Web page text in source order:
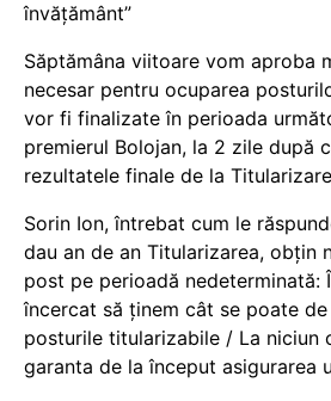
învățământ”
Săptămâna viitoare vom aproba
necesar pentru ocuparea
vor fi finalizate în perioada
premierul Bolojan, la 2 zile după
rezultatele finale de la
Sorin Ion, întrebat cum le
dau an de an Titularizarea, obțin
post pe perioadă nedeterminată:
încercat să ținem cât se poate
posturile titularizabile / La niciun
garanta de la început asigurarea